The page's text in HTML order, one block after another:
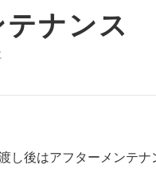
ナンス
し後はアフターメンテナ